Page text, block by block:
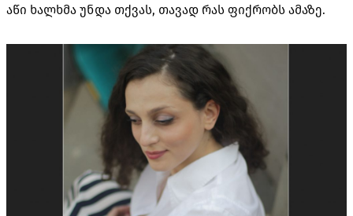
აწი ხალხმა უნდა თქვას, თავად რას ფიქრობს ამაზე.